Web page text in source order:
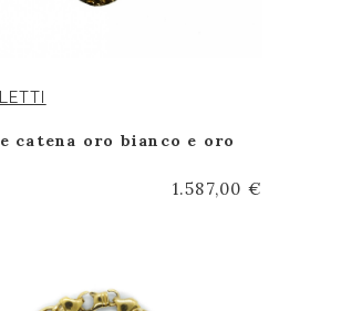
catena oro bianco e oro
1.587,00 €